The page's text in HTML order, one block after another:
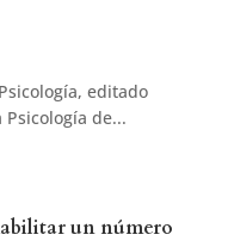
editado
de...
un número